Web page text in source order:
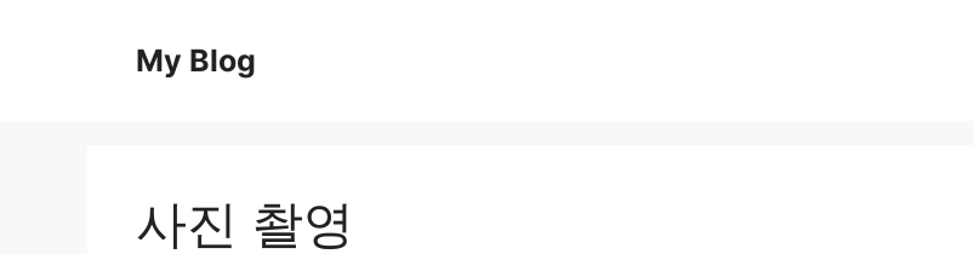
My Blog
사진 촬영